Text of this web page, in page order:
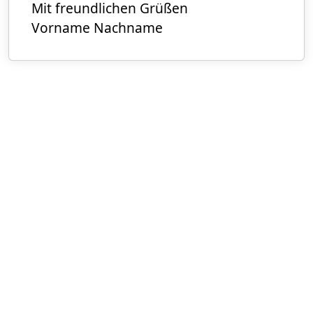
Mit freundlichen Grüßen
Vorname Nachname